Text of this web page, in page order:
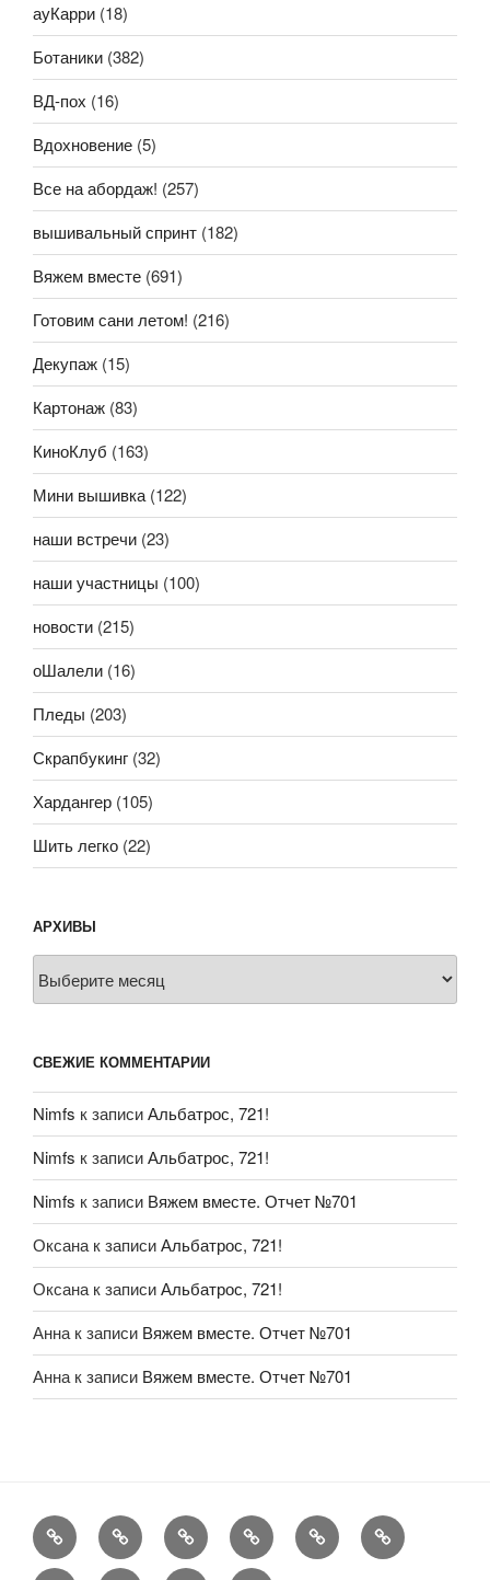
ауКарри (18)
Ботаники (382)
ВД-пох (16)
Вдохновение (5)
Все на абордаж! (257)
вышивальный спринт (182)
Вяжем вместе (691)
Готовим сани летом! (216)
Декупаж (15)
Картонаж (83)
КиноКлуб (163)
Мини вышивка(122)
наши встречи (23)
наши участницы (100)
новости (215)
оШалели (16)
Пледы (203)
Скрапбукинг (32)
Хардангер (105)
Шить легко (22)
АРХИВЫ
Архивы
СВЕЖИЕ КОММЕНТАРИИ
Nimfs к записиАльбатрос, 721!
Nimfs к записиАльбатрос, 721!
Nimfs к записи Вяжем вместе. Отчет №701
Оксанак записиАльбатрос, 721!
Оксанак записиАльбатрос, 721!
Аннак записи Вяжем вместе. Отчет №701
Аннак записи Вяжем вместе. Отчет №701
FAQ Рукоделие
А
еще
Мы КонкурсыОбменник